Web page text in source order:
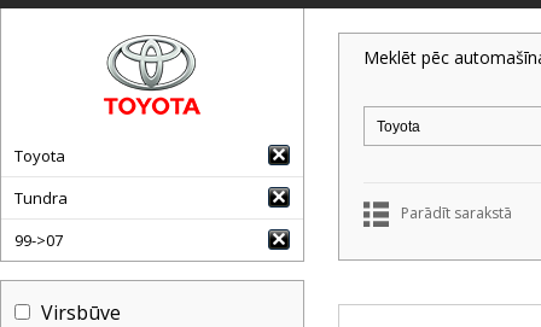
Toyota
Tundra
99->07
Virsbūve
Meklēt pēc
Parādīt sarakstā